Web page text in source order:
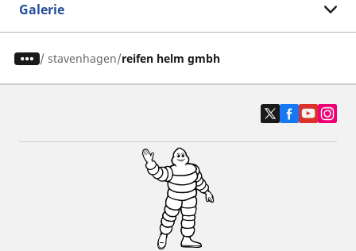
Galerie
/ stavenhagen reifen helm gmbh